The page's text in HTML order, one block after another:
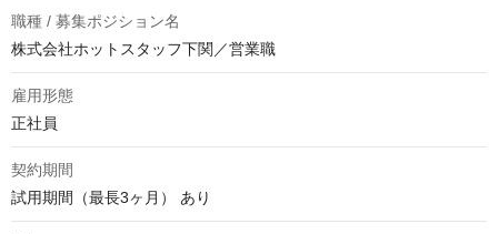
職種 / 募集ポジション名
株式会社ホットスタッフ下関／営業職
雇用形態
正社員
契約期間
試用期間（最長3ヶ月） あり